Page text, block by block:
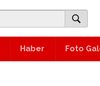
Haber Foto